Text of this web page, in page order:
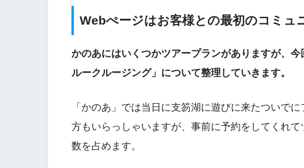
Webぺージはお客様との最初のコミュ
かのあにはいくつかツアープランがありますが、
ルークルージング」について整理していきます。
「かのあ」では当日に支笏湖に遊びに来たついで
方もいらっしゃいますが、事前に予約をしてくれ
数を占めます。